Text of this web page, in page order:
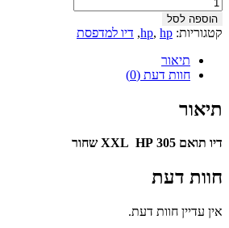
הוספה לסל
קטגוריות: hp, hp
, דיו למדפסת
תיאור
חוות דעת (0)
תיאור
דיו תואם 305 XXL HP שחור
חוות דעת
אין עדיין חוות דעת.